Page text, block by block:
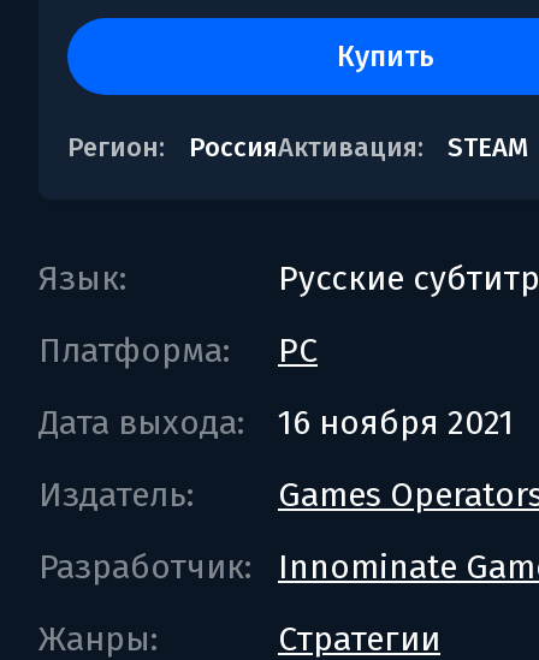
купить
Регион: РоссияАктивация: STEAM
Язык:
Русские
Платформа:
PC
Дата выхода:
16 ноября 2021
Издатель:
Games
Разработчик:
Innominate
Жанры:
Стратегии